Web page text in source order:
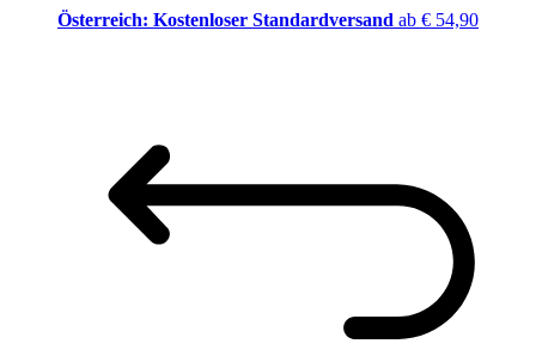
Österreich: Kostenloser Standardversand ab € 54,90